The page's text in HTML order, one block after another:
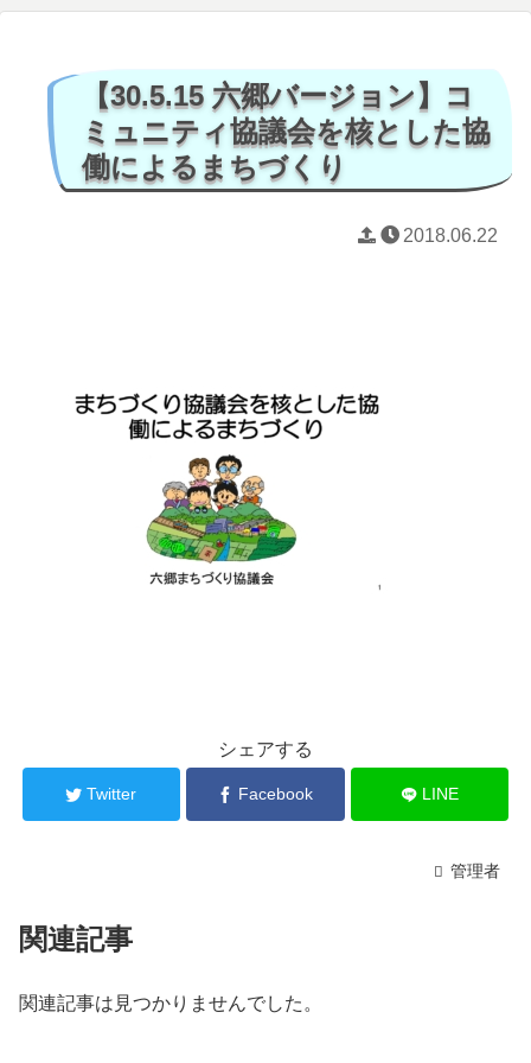
【30.5.15 六郷バージョン】コ
ミュニティ協議会を核とした協
働によるまちづくり
2018.06.22
シェアする
Twitter Facebook LINE
管理者
関連記事
関連記事は見つかりませんでした。